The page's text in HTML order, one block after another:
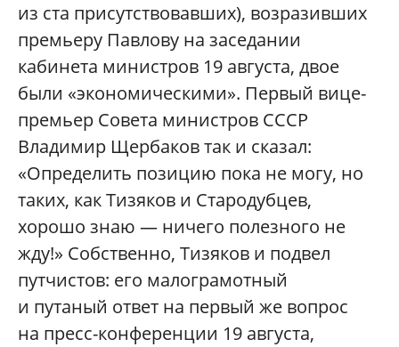
из ста присутствовавших), возразивших
премьеру Павлову на заседании
кабинета министров 19 августа, двое
были «экономическими». Первый вице-
премьер Совета министров СССР
Владимир Щербаков так и сказал:
«Определить позицию пока не могу, но
таких, как Тизяков и Стародубцев,
хорошо знаю — ничего полезного не
жду!» Собственно, Тизяков и подвел
путчистов: его малограмотный
и путаный ответ на первый же вопрос
на пресс-конференции 19 августа,